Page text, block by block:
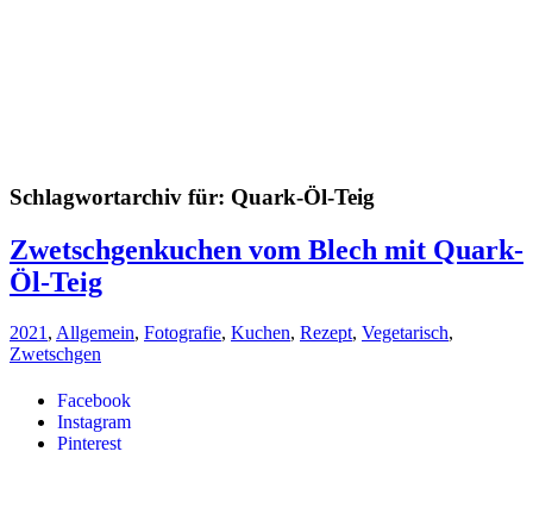
Facebook
Instagram
Pinterest
Schlagwortarchiv für: Quark-Öl-Teig
Zwetschgenkuchen vom Blech mit Quark-
Öl-Teig
2021 , Allgemein, Fotografie, Kuchen, Rezept, Vegetarisch,
Zwetschgen